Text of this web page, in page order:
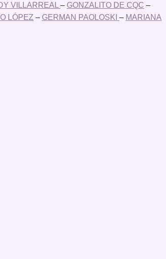
VILLARREAL – GONZALITO DE CQC –
LÓPEZ – GERMAN PAOLOSKI – MARIANA